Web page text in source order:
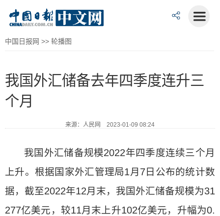
中国日报网 >> 轮播图
我国外汇储备去年四季度连升三
个月
来源：人民网 2023-01-09 08:24
我国外汇储备规模2022年四季度连续三个月
上升。根据国家外汇管理局1月7日公布的统计数
据，截至2022年12月末，我国外汇储备规模为31
277亿美元，较11月末上升102亿美元，升幅为0.